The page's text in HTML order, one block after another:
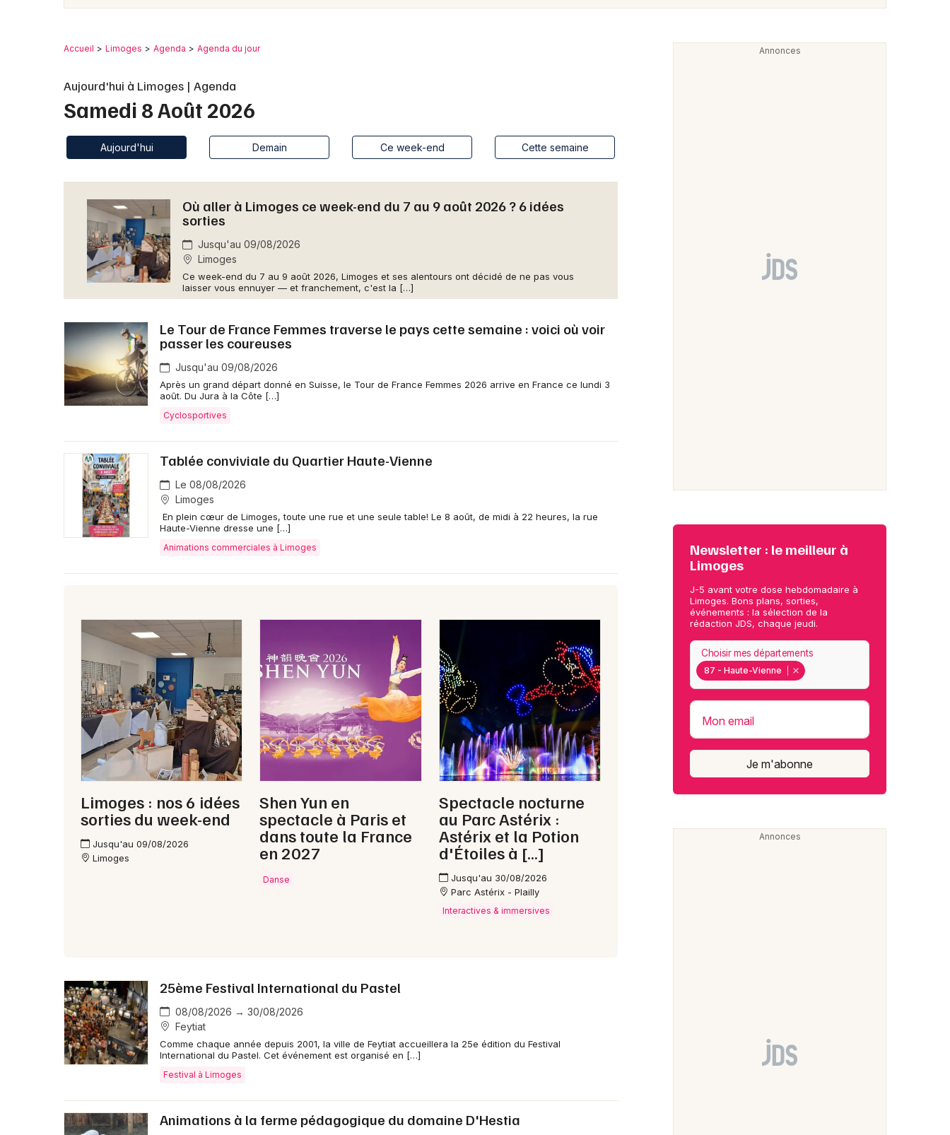
Sorties famille
Sorties & loisirs
Aujourd'hui en Limousin
Actus à Limoges
87 - Haute-Vienne
Choisir mes départements
Mon email
Je m'abonne
Mulhouse
Strasbourg
Toulouse
Toutes les villes
Accueil Limoges Agenda Agenda du jour
Aujourd'hui à Limoges | Agenda
Samedi 8 Août 2026
Aujourd'hui Demain Ce week-end Cette semaine
Où aller à Limoges ce week-end du 7 au 9 août 2026 ? 6 idées
sorties
Jusqu'au 09/08/2026
Limoges
Ce week-end du 7 au 9 août 2026, Limoges et ses alentours ont décidé de ne pas vous
laisser vous ennuyer — et franchement, c'est la […]
Le Tour de France Femmes traverse le pays cette semaine : voici où voir
passer les coureuses
Jusqu'au 09/08/2026
Après un grand départ donné en Suisse, le Tour de France Femmes 2026 arrive en France ce lundi 3
août. Du Jura à la Côte […]
Cyclosportives
Tablée conviviale du Quartier Haute-Vienne
Le 08/08/2026
Limoges
En plein cœur de Limoges, toute une rue et une seule table! Le 8 août, de midi à 22 heures, la rue
Haute-Vienne dresse une […]
Animations commerciales à Limoges
Limoges : nos 6 idées
sorties du week-end
Jusqu'au 09/08/2026
Limoges
Shen Yun en
spectacle à Paris et
dans toute la France
en 2027
Danse
Spectacle nocturne
au Parc Astérix :
Astérix et la Potion
d'Étoiles à […]
Jusqu'au 30/08/2026
Parc Astérix - Plailly
Interactives & immersives
25ème Festival International du Pastel
08/08/2026 → 30/08/2026
Feytiat
Comme chaque année depuis 2001, la ville de Feytiat accueillera la 25e édition du Festival
International du Pastel. Cet événement est organisé en […]
Festival à Limoges
Animations à la ferme pédagogique du domaine D'Hestia
Newsletter : le meilleur à
Limoges
J-5 avant votre dose hebdomadaire à
Limoges. Bons plans, sorties,
événements : la sélection de la
rédaction JDS, chaque jeudi.
87 - Haute-Vienne
Choisir mes départements
Mon email
Je m'abonne